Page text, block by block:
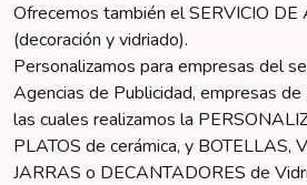
Ofrecemos también el SERVICIO DE
(decoración y vidriado).
Personalizamos para empresas del
Agencias de Publicidad, empresas de
las cuales realizamos la
PLATOS de cerámica, y BOTELLAS,
JARRAS o DECANTADORES de